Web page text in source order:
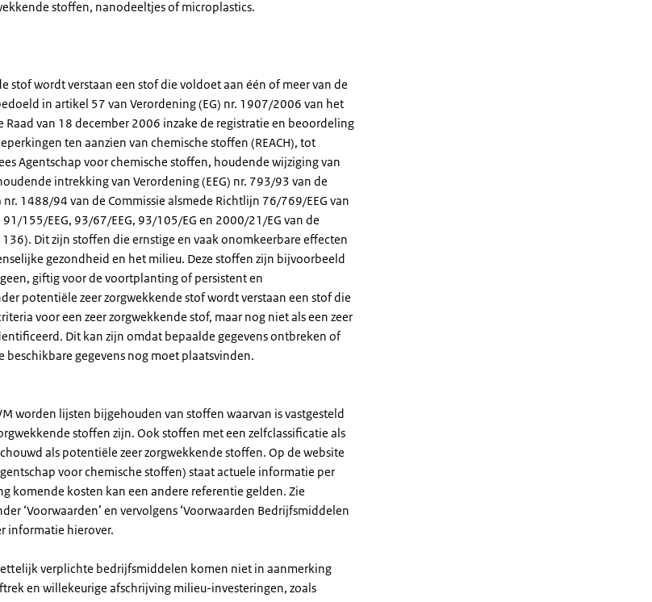
stoffen, nanodeeltjes of microplastics.
stof wordt verstaan een stof die voldoet aan één of meer van de
in artikel 57 van Verordening (EG) nr. 1907/2006 van het
Raad van 18 december 2006 inzake de registratie en beoordeling
ten aanzien van chemische stoffen (REACH), tot
Agentschap voor chemische stoffen, houdende wijziging van
intrekking van Verordening (EEG) nr. 793/93 van de
nr. 1488/94 van de Commissie alsmede Richtlijn 76/769/EEG van
155/EEG, 93/67/EEG, 93/105/EG en 2000/21/EG van de
136). Dit zijn stoffen die ernstige en vaak onomkeerbare effecten
gezondheid en het milieu. Deze stoffen zijn bijvoorbeeld
giftig voor de voortplanting of persistent en
potentiële zeer zorgwekkende stof wordt verstaan een stof die
voor een zeer zorgwekkende stof, maar nog niet als een zeer
Dit kan zijn omdat bepaalde gegevens ontbreken of
beschikbare gegevens nog moet plaatsvinden.
worden lijsten bijgehouden van stoffen waarvan is vastgesteld
stoffen zijn. Ook stoffen met een zelfclassificatie als
als potentiële zeer zorgwekkende stoffen. Op de website
voor chemische stoffen) staat actuele informatie per
komende kosten kan een andere referentie gelden. Zie
‘Voorwaarden’ en vervolgens ‘Voorwaarden Bedrijfsmiddelen
informatie hierover.
verplichte bedrijfsmiddelen komen niet in aanmerking
en willekeurige afschrijving milieu-investeringen, zoals